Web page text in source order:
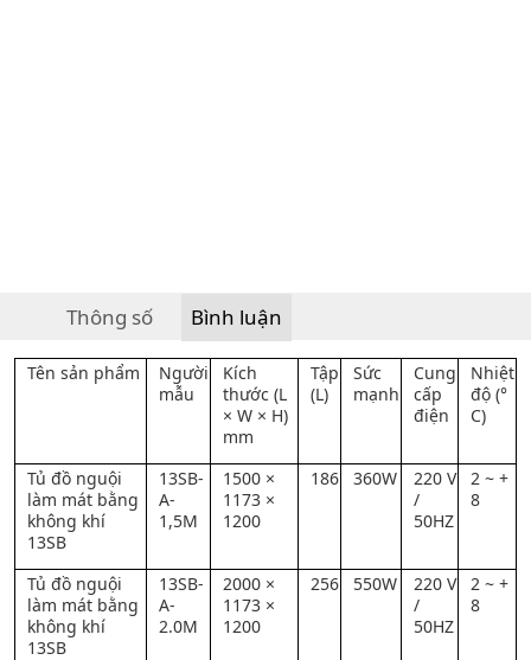
Thông số Bình luận
Tên sản phẩm
Người
mẫu
Kích
thước (L
× W × H)
mm
Tập
(L)
Sức
mạnh
Cung
cấp
điện
Nhiệt
độ (°
C)
Tủ đồ nguội
làm mát bằng
không khí
13SB
13SB-
A-
1,5M
1500 ×
1173 ×
1200
186 360W
220 V
/
50HZ
2 ~ +
8
Tủ đồ nguội
làm mát bằng
không khí
13SB
13SB-
A-
2.0M
2000 ×
1173 ×
1200
256 550W
220 V
/
50HZ
2 ~ +
8